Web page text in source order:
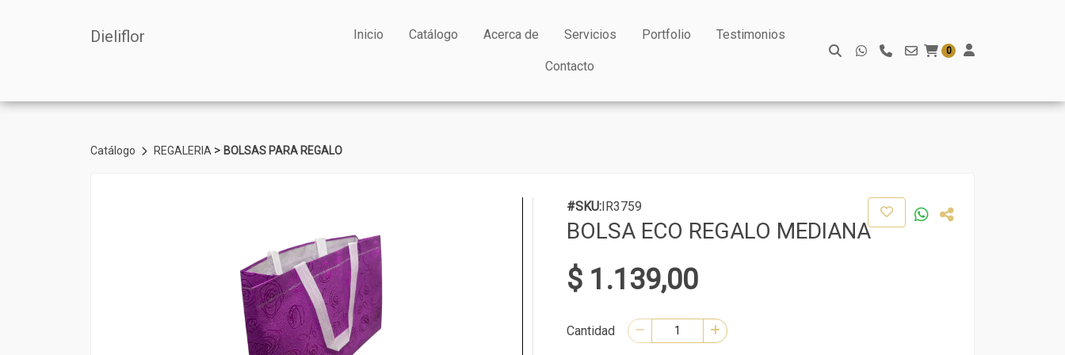
Dieliflor Inicio Catálogo Acerca de Servicios Portfolio Testimonios
Contacto
0
Catálogo REGALERIA > BOLSAS PARA REGALO
#SKU:IR3759
BOLSA ECO REGALO MEDIANA
$ 1.139,00
Cantidad